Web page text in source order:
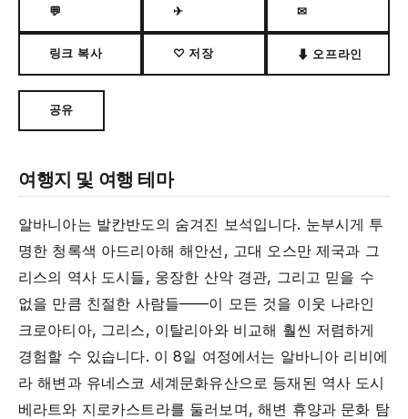
💬 ✈ ✉
링크 복사 ♡ 저장 ⬇ 오프라인
공유
여행지 및 여행 테마
알바니아는 발칸반도의 숨겨진 보석입니다. 눈부시게 투
명한 청록색 아드리아해 해안선, 고대 오스만 제국과 그
리스의 역사 도시들, 웅장한 산악 경관, 그리고 믿을 수
없을 만큼 친절한 사람들——이 모든 것을 이웃 나라인
크로아티아, 그리스, 이탈리아와 비교해 훨씬 저렴하게
경험할 수 있습니다. 이 8일 여정에서는 알바니아 리비에
라 해변과 유네스코 세계문화유산으로 등재된 역사 도시
베라트와 지로카스트라를 둘러보며, 해변 휴양과 문화 탐